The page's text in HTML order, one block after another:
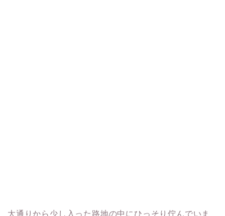
大通りから少し入った路地の中にひっそり佇んでいま